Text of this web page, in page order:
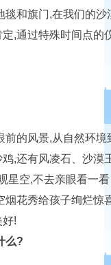
毯和旗门,在我们的
,通过特殊时间点
前的风景,从自然环
,还有风凌石、沙漠
星空,不去亲眼看一
烟花秀给孩子绚烂
!
么?